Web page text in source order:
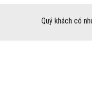
Quý khách có